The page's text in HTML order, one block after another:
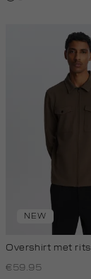
NEW
Overshirt met rits
€59.95